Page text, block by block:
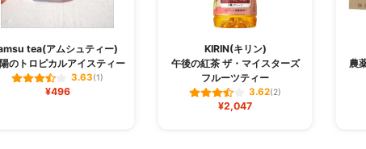
tea(アムシュティー)
のトロピカルアイスティー
3.63(1)
¥496
KIRIN(キリン)
午後の紅茶 ザ・マイスターズ
フルーツティー
3.62(2)
¥2,047
農